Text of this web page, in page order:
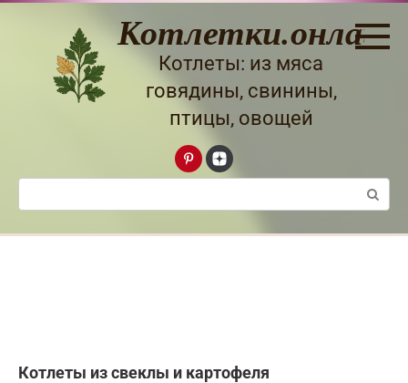
Перейти
Котлетки.онлайн
Котлеты: из мяса
говядины, свинины,
птицы, овощей
Поиск:
Котлеты из свеклы и картофеля